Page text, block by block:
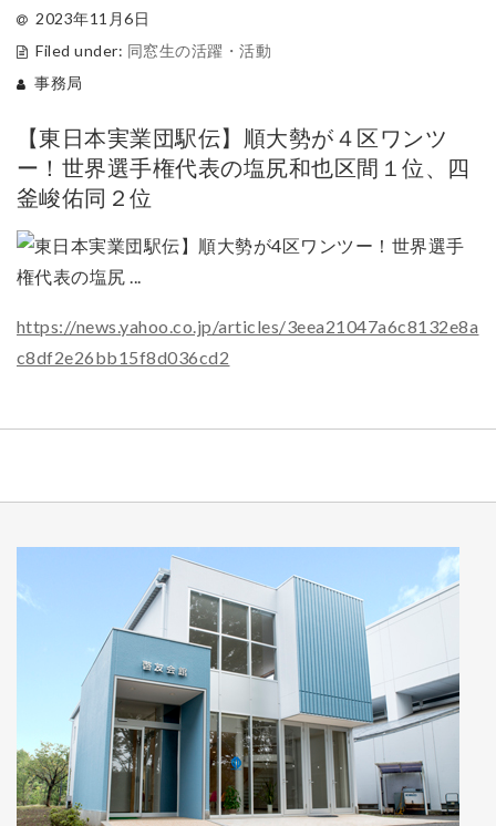
2023年11月6日
Filed under: 同窓生の活躍・活動
事務局
【東日本実業団駅伝】順大勢が４区ワンツ
ー！世界選手権代表の塩尻和也区間１位、四
釜峻佑同２位
https://news.yahoo.co.jp/articles/3eea21047a6c8132e8a
c8df2e26bb15f8d036cd2